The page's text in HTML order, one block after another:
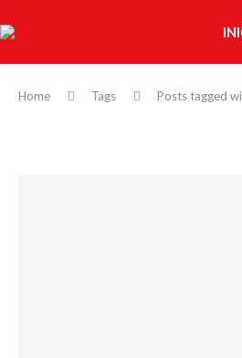
Home Tags Posts tagged